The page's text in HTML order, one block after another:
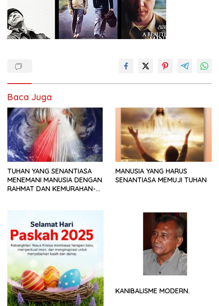
Baca Juga
TUHAN YANG SENANTIASA
MENEMANI MANUSIA DENGAN
RAHMAT DAN KEMURAHAN-
MANUSIA YANG HARUS
SENANTIASA MEMUJI TUHAN
KANIBALISME MODERN.